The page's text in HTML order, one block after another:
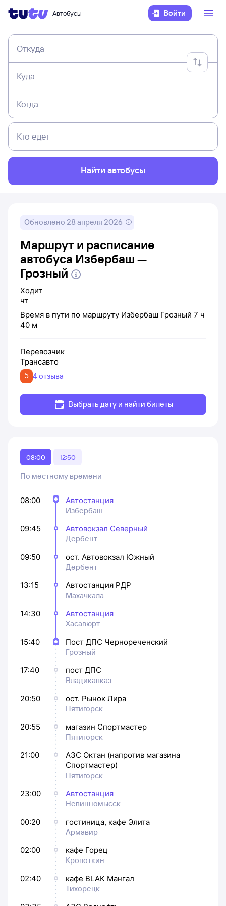
Автобусы Войти
Откуда
Куда
Когда
Кто едет
Найти автобусы
Обновлено 28 апреля 2026
Маршрут и расписание
автобуса Избербаш —
Грозный
Ходит
чт
Время в пути по маршруту Избербаш Грозный 7 ч
40 м
Перевозчик
Трансавто
5 4 отзыва
Выбрать дату и найти билеты
08:00 12:50
По местному времени
08:00
Автостанция
Избербаш
09:45
Автовокзал Северный
Дербент
09:50
ост. Автовокзал Южный
Дербент
13:15
Автостанция РДР
Махачкала
14:30
Автостанция
Хасавюрт
15:40
Пост ДПС Чернореченский
Грозный
17:40
пост ДПС
Владикавказ
20:50
ост. Рынок Лира
Пятигорск
20:55
магазин Спортмастер
Пятигорск
21:00
АЗС Октан (напротив магазина
Спортмастер)
Пятигорск
23:00
Автостанция
Невинномысск
00:20
гостиница, кафе Элита
Армавир
02:00
кафе Горец
Кропоткин
02:40
кафе BLAK Mангал
Тихорецк